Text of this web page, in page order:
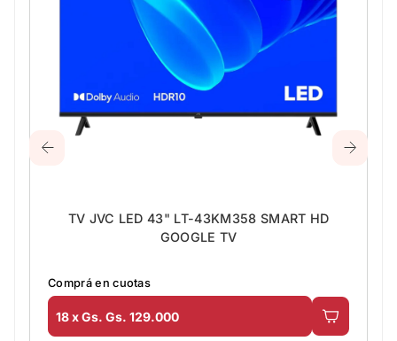
TV JVC LED 43" LT-43KM358 SMART HD
GOOGLE TV
Comprá en cuotas
18 x Gs. Gs. 129.000